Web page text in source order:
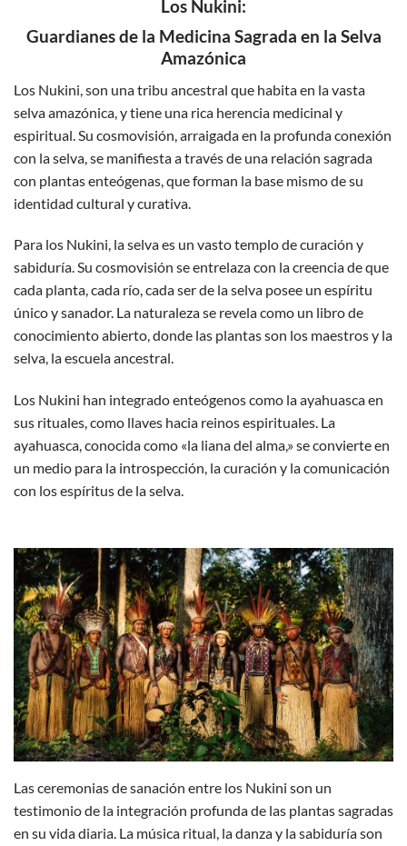
Los Nukini:
Guardianes de la Medicina Sagrada en la Selva
Amazónica
Los Nukini, son una tribu ancestral que habita en la vasta
selva amazónica, y tiene una rica herencia medicinal y
espiritual. Su cosmovisión, arraigada en la profunda conexión
con la selva, se manifiesta a través de una relación sagrada
con plantas enteógenas, que forman la base mismo de su
identidad cultural y curativa.
Para los Nukini, la selva es un vasto templo de curación y
sabiduría. Su cosmovisión se entrelaza con la creencia de que
cada planta, cada río, cada ser de la selva posee un espíritu
único y sanador. La naturaleza se revela como un libro de
conocimiento abierto, donde las plantas son los maestros y la
selva, la escuela ancestral.
Los Nukini han integrado enteógenos como la ayahuasca en
sus rituales, como llaves hacia reinos espirituales. La
ayahuasca, conocida como «la liana del alma,» se convierte en
un medio para la introspección, la curación y la comunicación
con los espíritus de la selva.
Las ceremonias de sanación entre los Nukini son un
testimonio de la integración profunda de las plantas sagradas
en su vida diaria. La música ritual, la danza y la sabiduría son